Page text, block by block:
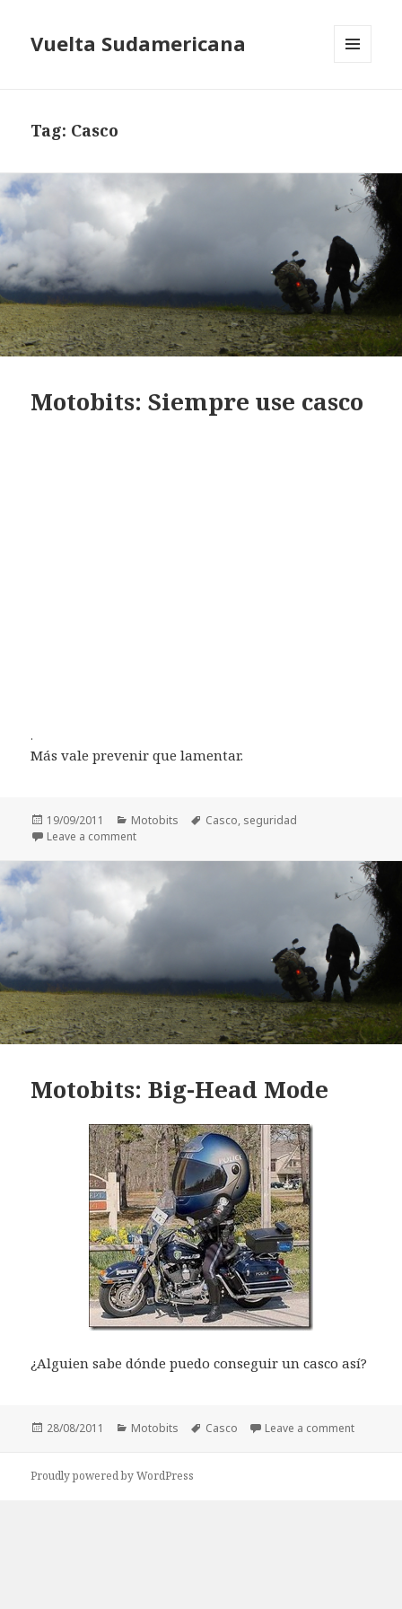
Vuelta Sudamericana
Tag: Casco
Motobits: Siempre use casco
.
Más vale prevenir que lamentar.
Posted
on
19/09/2011 Categories
Motobits Tags
Casco, seguridad
Leave a commenton Motobits: Siempre use casco
Motobits: Big-Head Mode
¿Alguien sabe dónde puedo conseguir un casco así?
Posted
28/08/2011 Categories
Motobits Tags
Casco Leave a commenton
Proudly powered by WordPress